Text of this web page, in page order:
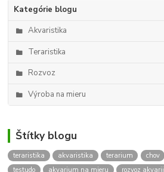
Kategórie blogu
Akvaristika
Teraristika
Rozvoz
Výroba na mieru
Štítky blogu
teraristika akvaristika terarium chov
testudo
akvarium na mieru rozvoz akvarii